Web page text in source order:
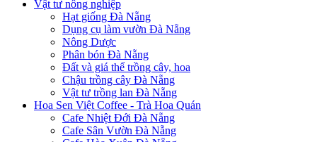
Vật tư nông nghiệp
Hạt giống Đà Nẵng
Dụng cụ làm vườn Đà Nẵng
Nông Dược
Phân bón Đà Nẵng
Đất và giá thể trồng cây, hoa
Chậu trồng cây Đà Nẵng
Vật tư trồng lan Đà Nẵng
Hoa Sen Việt Coffee - Trà Hoa Quán
Cafe Nhiệt Đới Đà Nẵng
Cafe Sân Vườn Đà Nẵng